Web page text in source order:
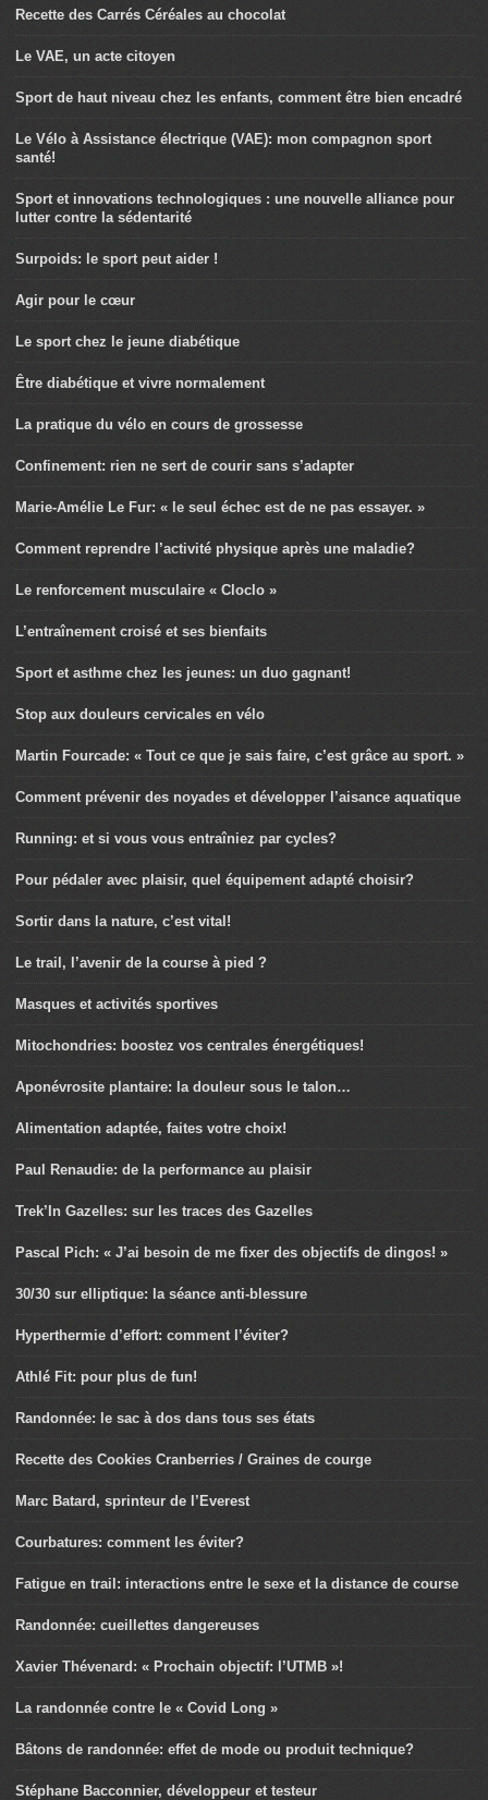
Recette des Carrés Céréales au chocolat
Le VAE, un acte citoyen
Sport de haut niveau chez les enfants, comment être bien encadré
Le Vélo à Assistance électrique (VAE): mon compagnon sport
santé!
Sport et innovations technologiques : une nouvelle alliance pour
lutter contre la sédentarité
Surpoids: le sport peut aider !
Agir pour le cœur
Le sport chez le jeune diabétique
Être diabétique et vivre normalement
La pratique du vélo en cours de grossesse
Confinement: rien ne sert de courir sans s’adapter
Marie-Amélie Le Fur: « le seul échec est de ne pas essayer. »
Comment reprendre l’activité physique après une maladie?
Le renforcement musculaire « Cloclo »
L’entraînement croisé et ses bienfaits
Sport et asthme chez les jeunes: un duo gagnant!
Stop aux douleurs cervicales en vélo
Martin Fourcade: « Tout ce que je sais faire, c’est grâce au sport. »
Comment prévenir des noyades et développer l’aisance aquatique
Running: et si vous vous entraîniez par cycles?
Pour pédaler avec plaisir, quel équipement adapté choisir?
Sortir dans la nature, c’est vital!
Le trail, l’avenir de la course à pied ?
Masques et activités sportives
Mitochondries: boostez vos centrales énergétiques!
Aponévrosite plantaire: la douleur sous le talon…
Alimentation adaptée, faites votre choix!
Paul Renaudie: de la performance au plaisir
Trek’In Gazelles: sur les traces des Gazelles
Pascal Pich: « J’ai besoin de me fixer des objectifs de dingos! »
30/30 sur elliptique: la séance anti-blessure
Hyperthermie d’effort: comment l’éviter?
Athlé Fit: pour plus de fun!
Randonnée: le sac à dos dans tous ses états
Recette des Cookies Cranberries / Graines de courge
Marc Batard, sprinteur de l’Everest
Courbatures: comment les éviter?
Fatigue en trail: interactions entre le sexe et la distance de course
Randonnée: cueillettes dangereuses
Xavier Thévenard: « Prochain objectif: l’UTMB »!
La randonnée contre le « Covid Long »
Bâtons de randonnée: effet de mode ou produit technique?
Stéphane Bacconnier, développeur et testeur